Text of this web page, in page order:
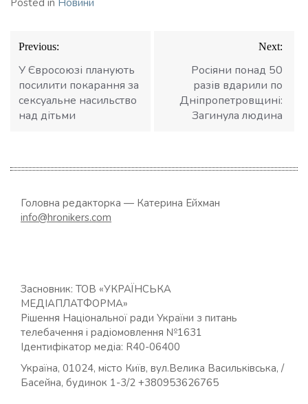
Posted in Новини
Навігація
записів
Previous:
У Євросоюзі планують
посилити покарання за
сексуальне насильство
над дітьми
Next:
Росіяни понад 50
разів вдарили по
Дніпропетровщині:
Загинула людина
Головна редакторка — Катерина Ейхман
info@hronikers.com
Засновник: ТОВ «УКРАЇНСЬКА
МЕДІАПЛАТФОРМА»
Рішення Національної ради України з питань
телебачення і радіомовлення №1631
Ідентифікатор медіа: R40-06400
Україна, 01024, місто Київ, вул.Велика Васильківська, /
Басейна, будинок 1-3/2 +380953626765